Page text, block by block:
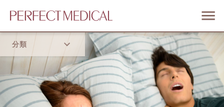
分類
首頁
流行趨勢